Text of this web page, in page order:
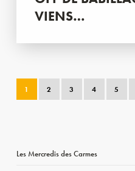
VIENS…
1 2 3 4 5
Les Mercredis des Carmes